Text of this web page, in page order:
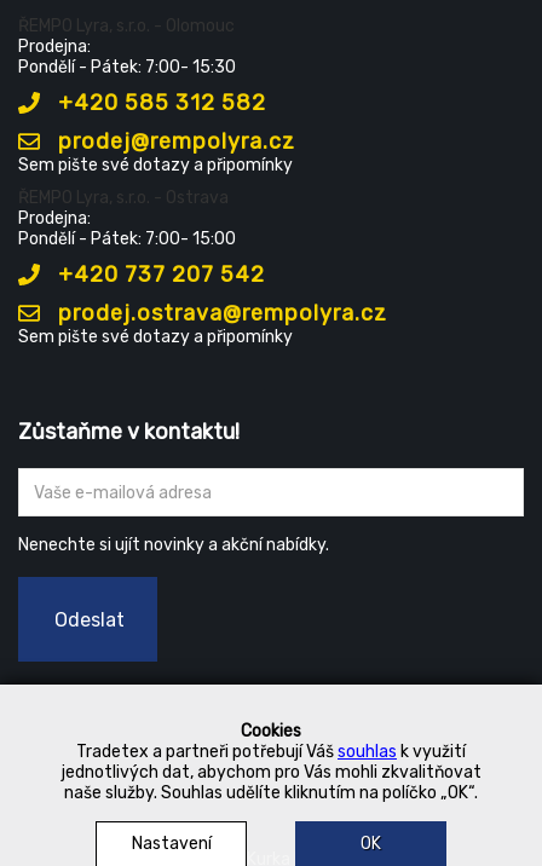
Cookies
Tradetex a partneři potřebují Vášsouhlas k využití
jednotlivých dat, abychom pro Vás mohli zkvalitňovat
naše služby. Souhlas udělíte kliknutím na políčko „OK“.
Nastavení OK
ŘEMPO Lyra, s.r.o. - Olomouc
Prodejna:
Pondělí - Pátek: 7:00- 15:30
+420 585 312 582
prodej@rempolyra.cz
Sem pište své dotazy a připomínky
ŘEMPO Lyra, s.r.o. - Ostrava
Prodejna:
Pondělí - Pátek: 7:00- 15:00
+420 737 207 542
prodej.ostrava@rempolyra.cz
Sem pište své dotazy a připomínky
Zůstaňme v kontaktu!
Nenechte si ujít novinky a akční nabídky.
Odeslat